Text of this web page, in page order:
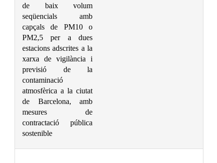
de baix volum
seqüencials amb
capçals de PM10 o
PM2,5 per a dues
estacions adscrites a la
xarxa de vigilància i
previsió de la
contaminació
atmosfèrica a la ciutat
de Barcelona, amb
mesures de
contractació pública
sostenible